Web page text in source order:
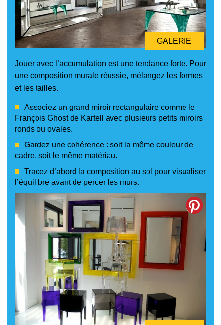
GALERIE
Jouer avec l’accumulation est une tendance forte. Pour
une composition murale réussie, mélangez les formes
et les tailles.
Associez un grand miroir rectangulaire comme le
François Ghost de Kartell avec plusieurs petits miroirs
ronds ou ovales.
Gardez une cohérence : soit la même couleur de
cadre, soit le même matériau.
Tracez d’abord la composition au sol pour visualiser
l’équilibre avant de percer les murs.